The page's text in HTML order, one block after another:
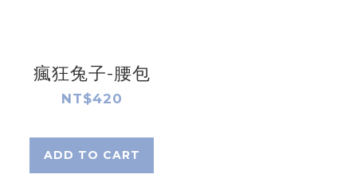
瘋狂兔子-腰包
NT$420
ADD TO CART